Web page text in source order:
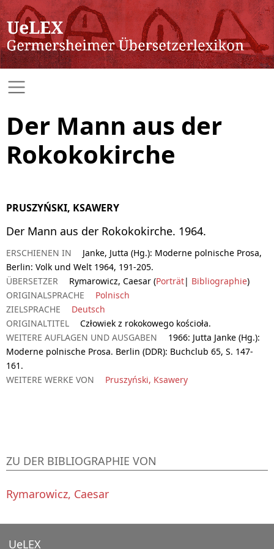
Der Mann aus der
Rokokokirche
PRUSZYŃSKI, KSAWERY
Der Mann aus der Rokokokirche. 1964.
ERSCHIENEN IN
Janke, Jutta (Hg.): Moderne polnische Prosa,
Berlin: Volk und Welt 1964, 191-205.
ÜBERSETZER
Rymarowicz, Caesar (Porträt| Bibliographie)
ORIGINALSPRACHE
Polnisch
ZIELSPRACHE
Deutsch
ORIGINALTITEL
Człowiek z rokokowego kościoła.
WEITERE AUFLAGEN UND AUSGABEN
1966: Jutta Janke (Hg.):
Moderne polnische Prosa. Berlin (DDR): Buchclub 65, S. 147-
161.
WEITERE WERKE VON
Pruszyński, Ksawery
ZU DER BIBLIOGRAPHIE VON
Rymarowicz, Caesar
UeLEX